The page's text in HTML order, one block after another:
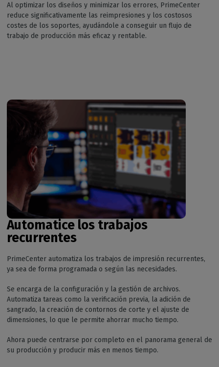
Al optimizar los diseños y minimizar los errores, PrimeCenter
reduce significativamente las reimpresiones y los costosos
costes de los soportes, ayudándole a conseguir un flujo de
trabajo de producción más eficaz y rentable.
Automatice los trabajos
recurrentes
PrimeCenter automatiza los trabajos de impresión recurrentes,
ya sea de forma programada o según las necesidades.
Se encarga de la configuración y la gestión de archivos.
Automatiza tareas como la verificación previa, la adición de
sangrado, la creación de contornos de corte y el ajuste de
dimensiones, lo que le permite ahorrar mucho tiempo.
Ahora puede centrarse por completo en el panorama general de
su producción y producir más en menos tiempo.